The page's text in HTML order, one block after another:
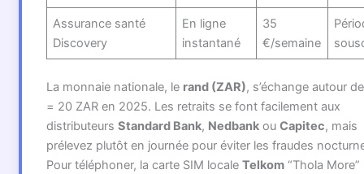
Assurance santé
Discovery
En ligne
instantané
35
€/semaine
La monnaie nationale, le rand (ZAR), s’échange autour
= 20 ZAR en 2025. Les retraits se font facilement aux
distributeurs Standard Bank, Nedbankou Capitec, mais
prélevez plutôt en journée pour éviter les fraudes
Pour téléphoner, la carte SIM locale Telkom“Thola More”